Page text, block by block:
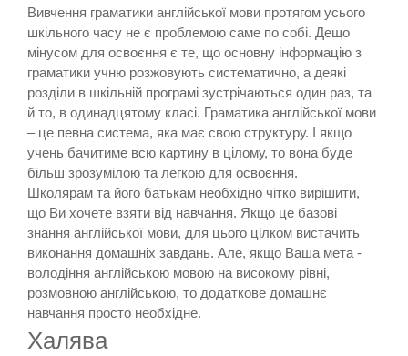
Вивчення граматики англійської мови протягом усього
шкільного часу не є проблемою саме по собі. Дещо
мінусом для освоєння є те, що основну інформацію з
граматики учню розжовують систематично, а деякі
розділи в шкільній програмі зустрічаються один раз, та
й то, в одинадцятому класі. Граматика англійської мови
– це певна система, яка має свою структуру. І якщо
учень бачитиме всю картину в цілому, то вона буде
більш зрозумілою та легкою для освоєння.
Школярам та його батькам необхідно чітко вирішити,
що Ви хочете взяти від навчання. Якщо це базові
знання англійської мови, для цього цілком вистачить
виконання домашніх завдань. Але, якщо Ваша мета -
володіння англійською мовою на високому рівні,
розмовною англійською, то додаткове домашнє
навчання просто необхідне.
Халява